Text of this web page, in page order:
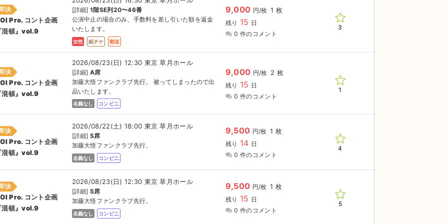
決
Pro. コント企画
混頓』vol.9
[詳細]1階SE列20〜46番
公演中止の場合のみ、手数料を差し引いた額を返金
いたします。
女性 紙チケ 郵送
9,000 円/枚 1 枚
残り 15 日
0 件のコメント
3
決
Pro. コント企画
混頓』vol.9
2026/08/23(日) 12:30 東京 草月ホール
[詳細]A席
加藤大悟ファンクラブ先行。 被ってしまったので出
品いたします。
名義なし コンビニ
9,000 円/枚 2 枚
残り 15 日
0 件のコメント
1
決
Pro. コント企画
混頓』vol.9
2026/08/22(土) 18:00 東京 草月ホール
[詳細]S席
加藤大悟ファンクラブ先行。
名義なし コンビニ
9,500 円/枚 1 枚
残り 14 日
0 件のコメント
4
決
Pro. コント企画
混頓』vol.9
2026/08/23(日) 12:30 東京 草月ホール
[詳細]S席
加藤大悟ファンクラブ先行。
名義なし コンビニ
9,500 円/枚 1 枚
残り 15 日
0 件のコメント
5